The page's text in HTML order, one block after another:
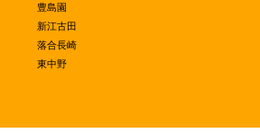
豊島園
新江古田
落合長崎
東中野